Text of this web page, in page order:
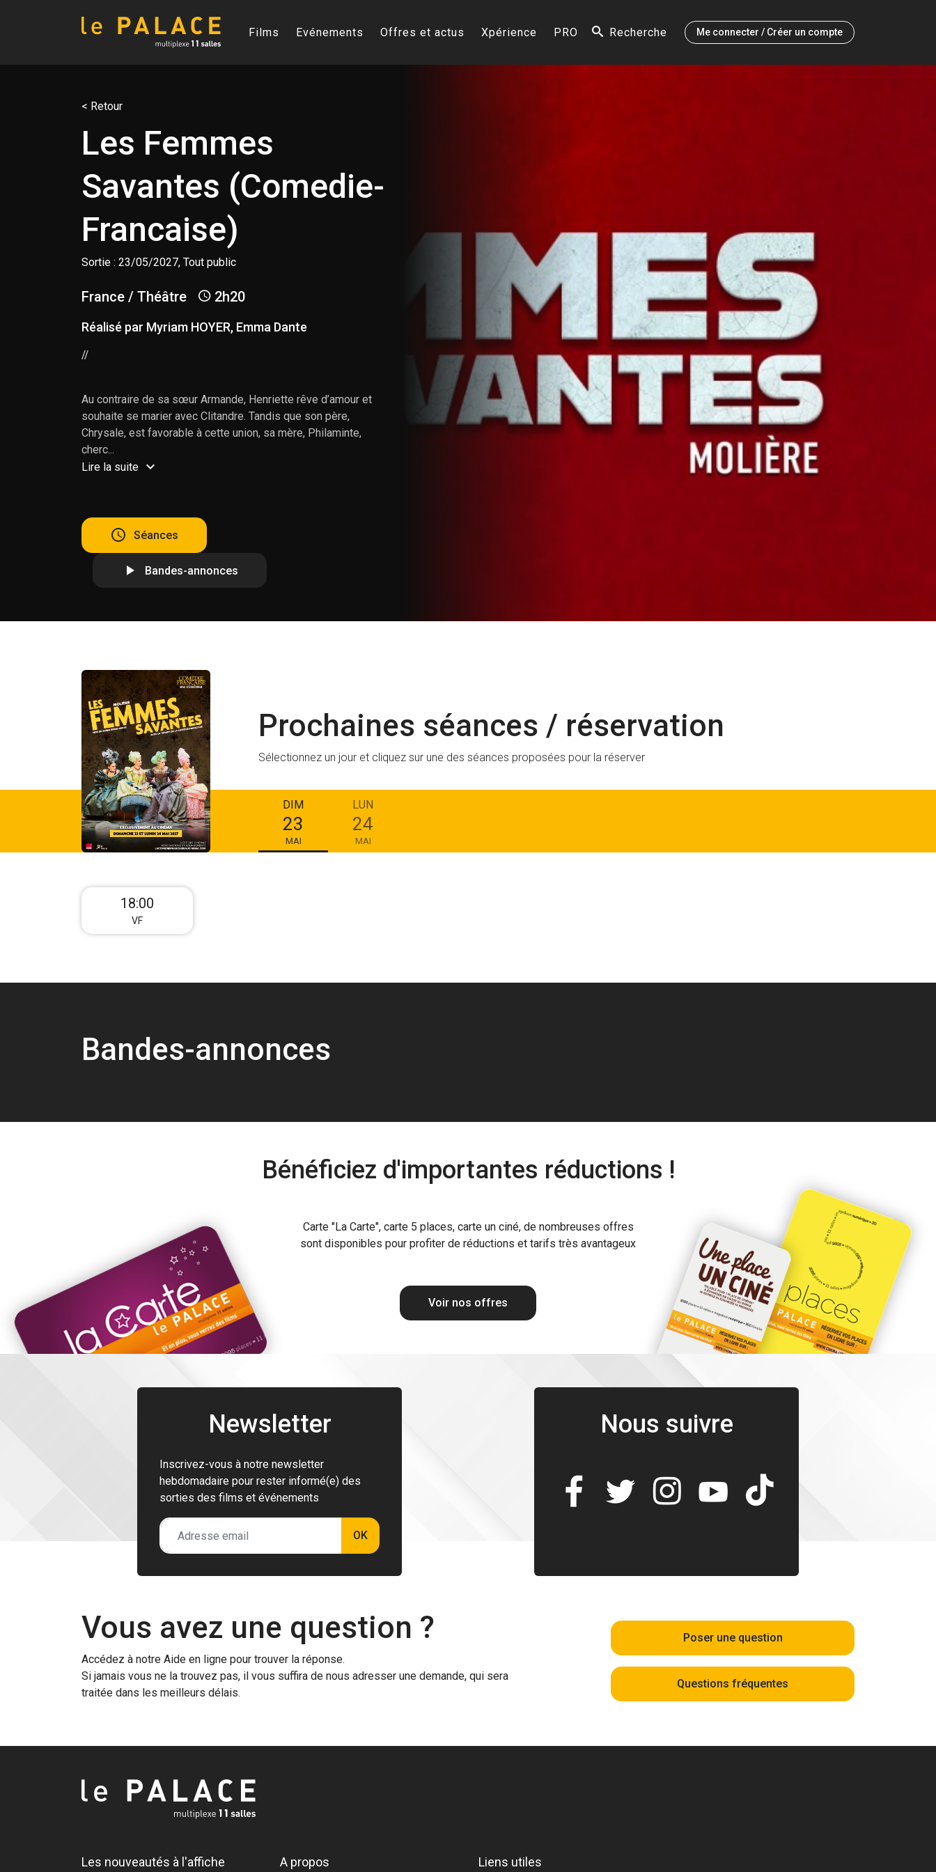
Films Evénements Offres et actus Xpérience PRO Recherche Me connecter / Créer un compte
< Retour
Les Femmes
Savantes (Comedie-
Francaise)
Sortie : 23/05/2027, Tout public
France / Théâtre 2h20
Réalisé par Myriam HOYER, Emma Dante
//
Au contraire de sa sœur Armande, Henriette rêve d’amour et
souhaite se marier avec Clitandre. Tandis que son père,
Chrysale, est favorable à cette union, sa mère, Philaminte,
cherc...
Lire la suite
Séances
Bandes-annonces
Prochaines séances / réservation
Sélectionnez un jour et cliquez sur une des séances proposées pour la réserver
DIM
23
MAI
LUN
24
MAI
18:00
VF
Bandes-annonces
Bénéficiez d'importantes réductions !
Carte "La Carte", carte 5 places, carte un ciné, de nombreuses offres
sont disponibles pour profiter de réductions et tarifs très avantageux
Voir nos offres
Newsletter
Inscrivez-vous à notre newsletter
hebdomadaire pour rester informé(e) des
sorties des films et événements
OK
Nous suivre
Vous avez une question ?
Accédez à notre Aide en ligne pour trouver la réponse.
Si jamais vous ne la trouvez pas, il vous suffira de nous adresser une demande, qui sera
traitée dans les meilleurs délais.
Poser une question
Questions fréquentes
Les nouveautés à l'affiche A propos Liens utiles